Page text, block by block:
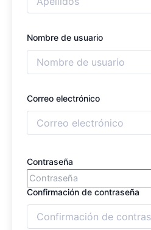
Nombre de usuario
Correo electrónico
Contraseña
Confirmación de contraseña